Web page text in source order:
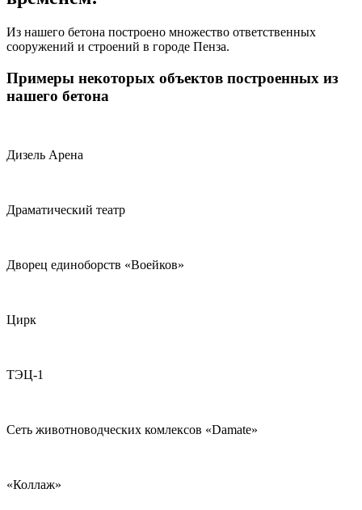
Из нашего бетона построено множество ответственных
сооружений и строений в городе Пенза.
Примеры некоторых объектов построенных из
нашего бетона
Дизель Арена
Драматический театр
Дворец единоборств «Воейков»
Цирк
ТЭЦ-1
Сеть животноводческих комлексов «Damate»
«Коллаж»